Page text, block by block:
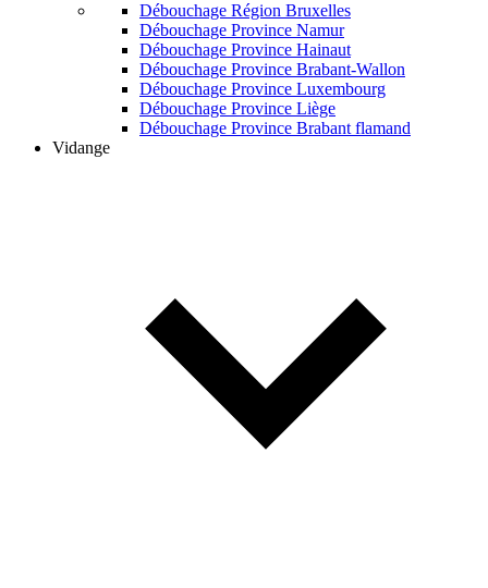
Débouchage Région Bruxelles
Débouchage Province Namur
Débouchage Province Hainaut
Débouchage Province Brabant-Wallon
Débouchage Province Luxembourg
Débouchage Province Liège
Débouchage Province Brabant flamand
Vidange